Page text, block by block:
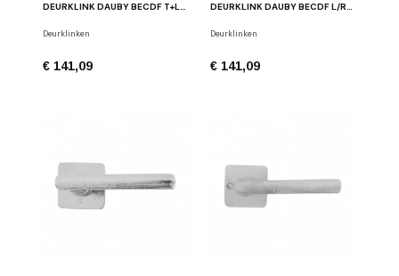
DEURKLINK DAUBY BECDF T+L/R326B N ZWART
Deurklinken
€ 141,09
DEURKLINK DAUBY BECDF L/R326B N ZWART
Deurklinken
€ 141,09